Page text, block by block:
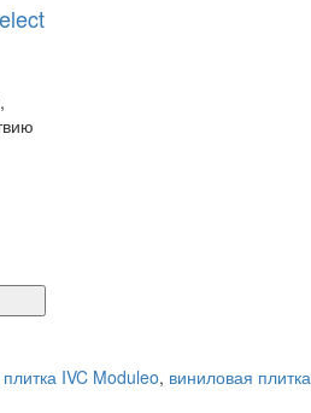
плитка IVC Moduleo, виниловая плитка